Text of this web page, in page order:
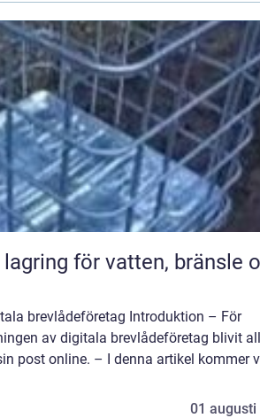
brevlådeföretag Introduktion – För
av digitala brevlådeföretag blivit
post online. – I denna artikel kommer
01 augusti